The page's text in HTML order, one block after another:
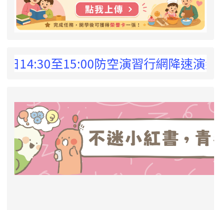
至15:00防空演習行網降速演練，